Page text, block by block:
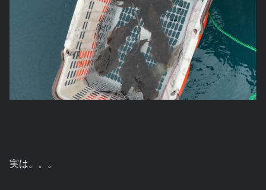
実は。。。